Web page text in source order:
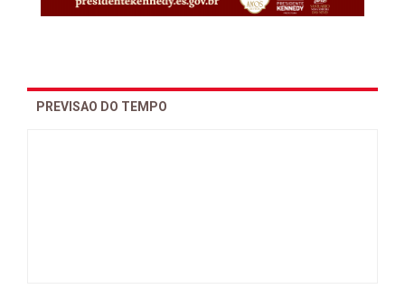
PREVISAO DO TEMPO